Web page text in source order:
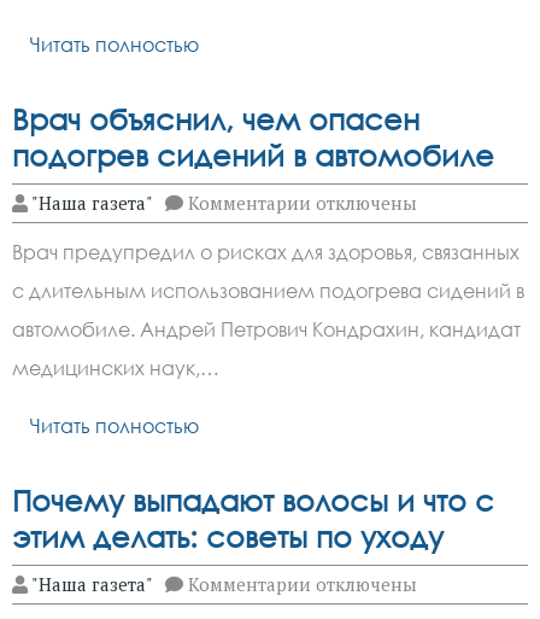
Читать полностью
Врач объяснил, чем опасен
подогрев сидений в автомобиле
"Наша газета" Комментарии к
записи
объяснил,
чем
опасен
подогрев
сидений
отключены
Врач предупредил о рисках для здоровья, связанных
с длительным использованием подогрева сидений в
автомобиле. Андрей Петрович Кондрахин, кандидат
медицинских наук,…
Читать полностью
Почему выпадают волосы и что с
этим делать: советы по уходу
"Наша газета" Комментарии к
записи
отключены